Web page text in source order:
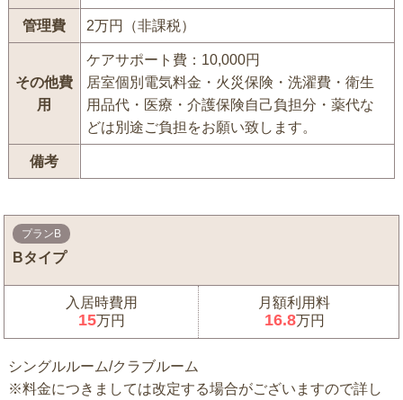
管理費 2万円（非課税）
その他費
用
ケアサポート費：10,000円
居室個別電気料金・火災保険・洗濯費・衛生
用品代・医療・介護保険自己負担分・薬代な
どは別途ご負担をお願い致します。
備考
プランB
Bタイプ
入居時費用
15万円
月額利用料
16.8万円
シングルルーム/クラブルーム
※料金につきましては改定する場合がございますので詳し